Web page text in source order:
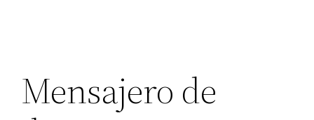
Mensajero de